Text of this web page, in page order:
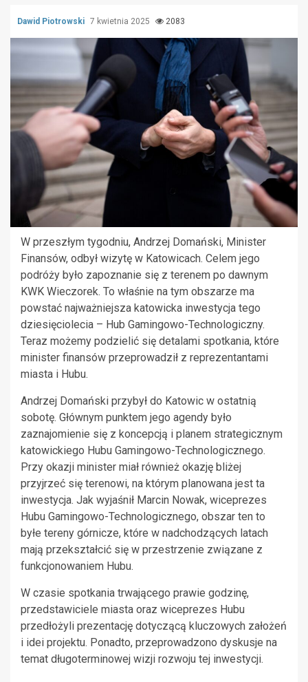
Dawid Piotrowski 7 kwietnia 2025 2083
W przeszłym tygodniu, Andrzej Domański, Minister
Finansów, odbył wizytę w Katowicach. Celem jego
podróży było zapoznanie się z terenem po dawnym
KWK Wieczorek. To właśnie na tym obszarze ma
powstać najważniejsza katowicka inwestycja tego
dziesięciolecia – Hub Gamingowo-Technologiczny.
Teraz możemy podzielić się detalami spotkania, które
minister finansów przeprowadził z reprezentantami
miasta i Hubu.
Andrzej Domański przybył do Katowic w ostatnią
sobotę. Głównym punktem jego agendy było
zaznajomienie się z koncepcją i planem strategicznym
katowickiego Hubu Gamingowo-Technologicznego.
Przy okazji minister miał również okazję bliżej
przyjrzeć się terenowi, na którym planowana jest ta
inwestycja. Jak wyjaśnił Marcin Nowak, wiceprezes
Hubu Gamingowo-Technologicznego, obszar ten to
byłe tereny górnicze, które w nadchodzących latach
mają przekształcić się w przestrzenie związane z
funkcjonowaniem Hubu.
W czasie spotkania trwającego prawie godzinę,
przedstawiciele miasta oraz wiceprezes Hubu
przedłożyli prezentację dotyczącą kluczowych założeń
i idei projektu. Ponadto, przeprowadzono dyskusje na
temat długoterminowej wizji rozwoju tej inwestycji.